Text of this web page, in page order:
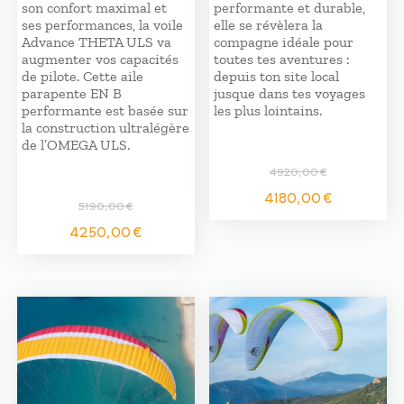
son confort maximal et
ses performances, la voile
Advance THETA ULS va
augmenter vos capacités
de pilote. Cette aile
parapente EN B
performante est basée sur
la construction ultralégère
de l’OMEGA ULS.
5190,00€
Le
5190,00 €.
4250,00€Le
4250,00 €.
performante et durable,
elle se révèlera la
compagne idéale pour
toutes tes aventures :
depuis ton site local
jusque dans tes voyages
les plus lointains.
4920,00€
Le
prix
4180,00€Le